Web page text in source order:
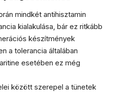
mindkét antihisztamin
kialakulása, bár ez ritkább
készítmények
a tolerancia általában
esetében ez még
között szerepel a tünetek